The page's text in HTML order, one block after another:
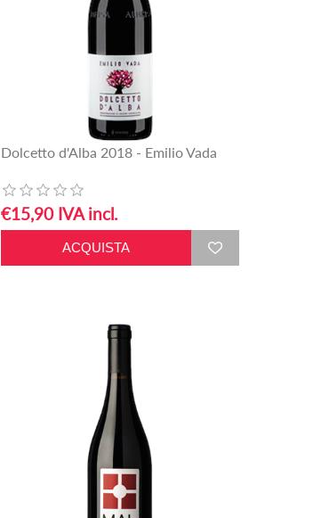
Dolcetto d'Alba 2018 - Emilio Vada
€15,90 IVA incl.